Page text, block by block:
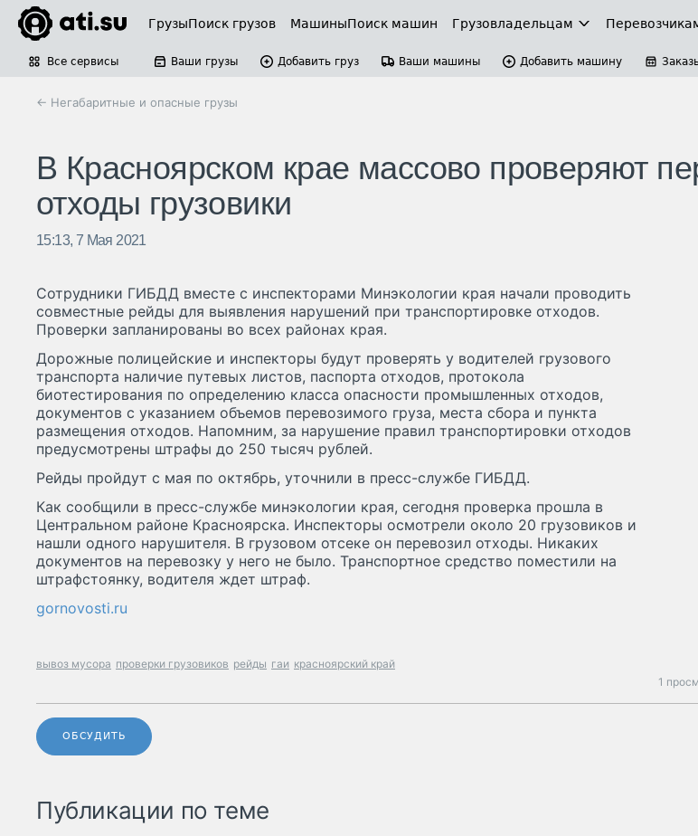
ГрузыПоиск грузов МашиныПоиск машин Грузовладельцам
Все сервисы Ваши грузы Добавить груз Ваши машины Добавить машину
← Негабаритные и опасные грузы
В Красноярском крае массово проверяют
отходы грузовики
15:13, 7 Мая 2021
Сотрудники ГИБДД вместе с инспекторами Минэкологии края начали проводить
совместные рейды для выявления нарушений при транспортировке отходов.
Проверки запланированы во всех районах края.
Дорожные полицейские и инспекторы будут проверять у водителей грузового
транспорта наличие путевых листов, паспорта отходов, протокола
биотестирования по определению класса опасности промышленных отходов,
документов с указанием объемов перевозимого груза, места сбора и пункта
размещения отходов. Напомним, за нарушение правил транспортировки отходов
предусмотрены штрафы до 250 тысяч рублей.
Рейды пройдут с мая по октябрь, уточнили в пресс-службе ГИБДД.
Как сообщили в пресс-службе минэкологии края, сегодня проверка прошла в
Центральном районе Красноярска. Инспекторы осмотрели около 20 грузовиков и
нашли одного нарушителя. В грузовом отсеке он перевозил отходы. Никаких
документов на перевозку у него не было. Транспортное средство поместили на
штрафстоянку, водителя ждет штраф.
gornovosti.ru
вывоз мусора проверки грузовиков рейды гаи красноярский край
1
ОБСУДИТЬ
Публикации по теме